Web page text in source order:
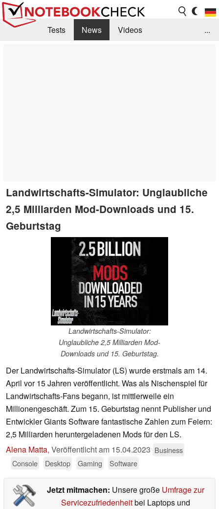
Tests News
Videos
...
Landwirtschafts-Simulator: Unglaubliche
2,5 Milliarden Mod-Downloads und 15.
Geburtstag
Landwirtschafts-Simulator:
Unglaubliche 2,5 Milliarden Mod-
Downloads und 15. Geburtstag.
Der Landwirtschafts-Simulator (LS) wurde erstmals am 14.
April vor 15 Jahren veröffentlicht. Was als Nischenspiel für
Landwirtschafts-Fans begann, ist mittlerweile ein
Millionengeschäft. Zum 15. Geburtstag nennt Publisher und
Entwickler Giants Software fantastische Zahlen zum Feiern:
2,5 Milliarden heruntergeladenen Mods für den LS.
Alena Matta, Veröffentlicht am 15.04.2023 Business
Console
Desktop Gaming Software
Jetzt mitmachen: Unsere große Umfrage zur
Servicezufriedenheitbei Laptops und